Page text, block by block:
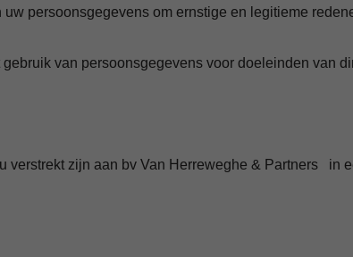
persoonsgegevens om ernstige en legitieme
van persoonsgegevens voor doeleinden van
verstrekt zijn aan bv Van Herreweghe & Partners in